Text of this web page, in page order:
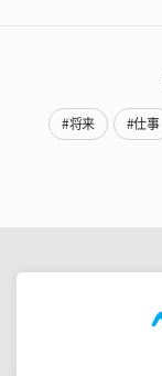
#将来 #仕事